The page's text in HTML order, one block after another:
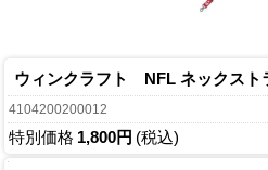
ウィンクラフト NFL ネックス
4104200200012
特別価格 1,800円 (税込)